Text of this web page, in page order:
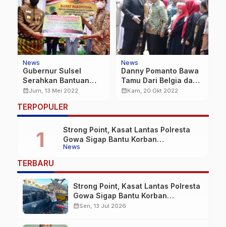
News
Gubernur Sulsel
Serahkan Bantuan
Benih Gratis Untuk
calendar_monthJum, 13 Mei 2022
News
Danny Pomanto Bawa
Tamu Dari Belgia dan
AS ke Longwis
calendar_monthKam, 20 Okt 2022
TERPOPULER
News
Strong Point, Kasat Lantas Polresta
Gowa Sigap Bantu Korban
Kecelakaan
TERBARU
Strong Point, Kasat Lantas Polresta
Gowa Sigap Bantu Korban
Kecelakaan
calendar_monthSen, 13 Jul 2026